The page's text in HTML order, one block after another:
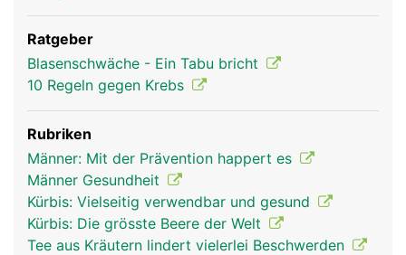
Ratgeber
Blasenschwäche - Ein Tabu bricht
10 Regeln gegen Krebs
Rubriken
Männer: Mit der Prävention happert es
Männer Gesundheit
Kürbis: Vielseitig verwendbar und gesund
Kürbis: Die grösste Beere der Welt
Tee aus Kräutern lindert vielerlei Beschwerden